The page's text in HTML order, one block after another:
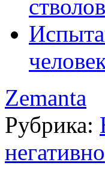
Zemanta
Рубрика:
негативно